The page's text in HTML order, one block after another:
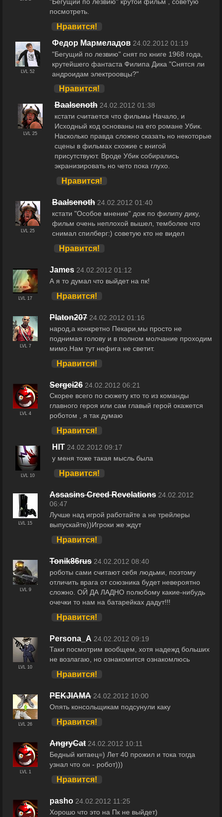
посмотреть.
Нравится!
LVL 52
Федор Мармеладов 24.02.2012 01:19
"Бегущий по лезвию" снят по книге 1968 года,
крутейшего фантаста Филипа Дика "Снятся ли
андроидам электроовцы?"
Нравится!
LVL 25
Baalsenoth 24.02.2012 01:38
кстати считается что фильмы Начало, и
Исходный код основаны на его романе Убик.
Насколько правда сложно сказать но некоторые
сцены в фильмах схожие с книгой
присутствуют. Вроде Убик собирались
экранизировать но чето пока глухо.
Нравится!
LVL 25
Baalsenoth 24.02.2012 01:40
кстати "Особое мнение" дож по филипу дику,
фильм очень неплохой вышел, темболее что
снимал спилберг:) советую кто не видел
Нравится!
LVL 17
James 24.02.2012 01:12
А я то думал что выйдет на пк!
Нравится!
LVL 7
Platon207 24.02.2012 01:16
народ,а конкретно Пекари,мы просто не
поднимая голову и в полном молчание проходим
мимо.Нам тут нефига не светит.
Нравится!
LVL 4
Sergei26 24.02.2012 06:21
Скорее всего по сюжету кто то из команды
главного героя или сам главый герой окажется
роботом , я так думаю
Нравится!
LVL 10
HIT 24.02.2012 09:17
у меня тоже такая мысль была
Нравится!
LVL 15
Assasins Creed Revelations 24.02.2012
06:47
Лучше над игрой работайте а не трейлеры
выпускайте))Игроки же ждут
Нравится!
LVL 9
Tonik86rus 24.02.2012 08:40
роботы сами считают себя людьми, поэтому
отличить врага от союзника будет невероятно
сложно. ОЙ ДА ЛАДНО полюбому какие-нибудь
очечки то нам на батарейках дадут!!!
Нравится!
LVL 10
Persona_A 24.02.2012 09:19
Таки посмотрим вообщем, хотя надежд больших
не возлагаю, но ознакомится ознакомлюсь
Нравится!
LVL 26
PEKJIAMA 24.02.2012 10:00
Опять консольщикам подсунули каку
Нравится!
LVL 1
AngryCat 24.02.2012 10:11
Бедный китаец=) Лет 40 прожил и тока тогда
узнал что он - робот)))
Нравится!
pasho 24.02.2012 11:25
Хорошо что это на Пк не выйдет)